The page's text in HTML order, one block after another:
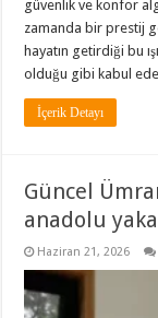
güvenlik ve konfor
zamanda bir prestij
hayatın getirdiği bu
olduğu gibi kabul
İçerik Detayı
Güncel
anadolu
Haziran 21, 2026